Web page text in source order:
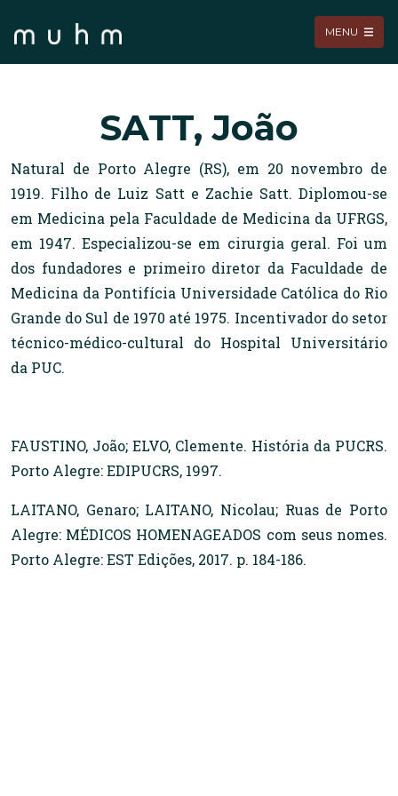
MENU
SATT, João
Natural de Porto Alegre (RS), em 20 novembro de
1919. Filho de Luiz Satt e Zachie Satt. Diplomou-se
em Medicina pela Faculdade de Medicina da UFRGS,
em 1947. Especializou-se em cirurgia geral. Foi um
dos fundadores e primeiro diretor da Faculdade de
Medicina da Pontifícia Universidade Católica do Rio
Grande do Sul de 1970 até 1975. Incentivador do setor
técnico-médico-cultural do Hospital Universitário
da PUC.
FAUSTINO, João; ELVO, Clemente. História da PUCRS.
Porto Alegre: EDIPUCRS, 1997.
LAITANO, Genaro; LAITANO, Nicolau; Ruas de Porto
Alegre: MÉDICOS HOMENAGEADOS com seus nomes.
Porto Alegre: EST Edições, 2017. p. 184-186.